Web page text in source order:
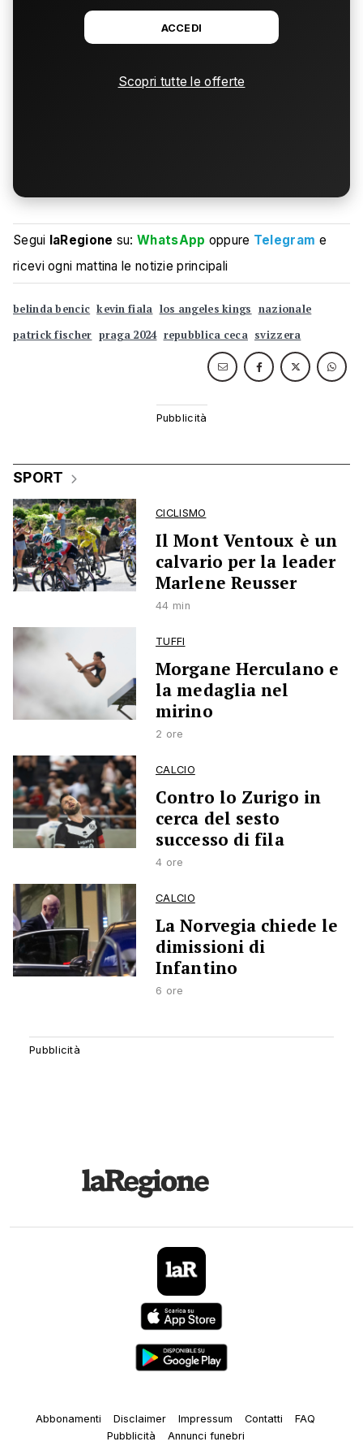
ACCEDI
Scopri tutte le offerte
Segui laRegione su:WhatsApp oppure Telegram e
ricevi ogni mattina le notizie principali
belinda bencic kevin fiala los angeles kings nazionale
patrick fischer praga 2024 repubblica ceca svizzera
SPORT
CICLISMO
Il Mont Ventoux è un
calvario per la leader
Marlene Reusser
44 min
TUFFI
Morgane Herculano e
la medaglia nel
mirino
2 ore
CALCIO
Contro lo Zurigo in
cerca del sesto
successo di fila
4 ore
CALCIO
La Norvegia chiede le
dimissioni di
Infantino
6 ore
Abbonamenti Disclaimer Impressum Contatti
FAQ
Pubblicità
Annunci funebri